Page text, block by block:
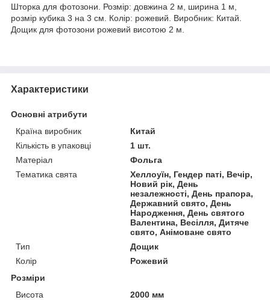
Шторка для фотозони. Розмір: довжина 2 м, ширина 1 м,
розмір кубика 3 на 3 см. Колір: рожевий. Виробник: Китай.
Дощик для фотозони рожевий висотою 2 м.
Характеристики
Основні атрибути
Країна виробник
Китай
Кількість в упаковці
1 шт.
Матеріал
Фольга
Тематика свята
Хеллоуїн, Гендер паті, Вечір,
Новий рік, День
незалежності, День прапора,
Державний свято, День
Народження, День святого
Валентина, Весілля, Дитяче
свято, Анімоване свято
Тип
Дощик
Колір
Рожевий
Розміри
Висота
2000 мм